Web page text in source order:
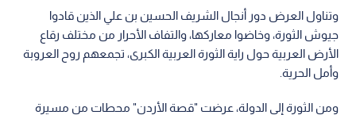
وتناول العرض دور أنجال الشريف الحسين بن علي الذين قادوا
جيوش الثورة، وخاضوا معاركها، والتفاف الأحرار من مختلف رقاع
الأرض العربية حول راية الثورة العربية الكبرى، تجمعهم روح العروبة
وأمل الحرية.
ومن الثورة إلى الدولة، عرضت "قصة الأردن" محطات من مسيرة